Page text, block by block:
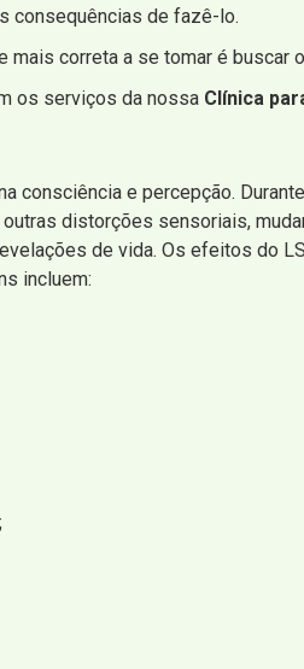
consequências de fazê-lo.
mais correta a se tomar é buscar
os serviços da nossa Clínica
consciência e percepção.
distorções sensoriais,
de vida. Os efeitos do
incluem: